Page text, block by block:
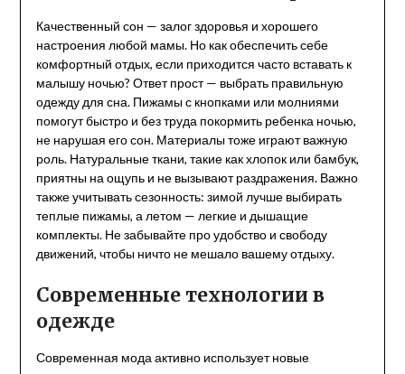
Качественный сон — залог здоровья и хорошего
настроения любой мамы. Но как обеспечить себе
комфортный отдых, если приходится часто вставать к
малышу ночью? Ответ прост — выбрать правильную
одежду для сна. Пижамы с кнопками или молниями
помогут быстро и без труда покормить ребенка ночью,
не нарушая его сон. Материалы тоже играют важную
роль. Натуральные ткани, такие как хлопок или бамбук,
приятны на ощупь и не вызывают раздражения. Важно
также учитывать сезонность: зимой лучше выбирать
теплые пижамы, а летом — легкие и дышащие
комплекты. Не забывайте про удобство и свободу
движений, чтобы ничто не мешало вашему отдыху.
Современные технологии в
одежде
Современная мода активно использует новые